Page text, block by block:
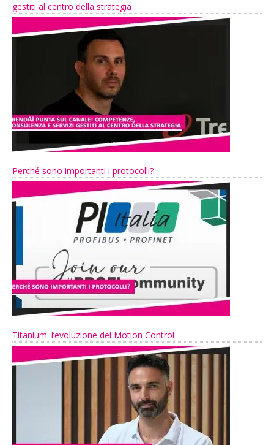
gestiti al centro della strategia
Perché sono importanti i protocolli?
Titanium: l’evoluzione del Motion Control